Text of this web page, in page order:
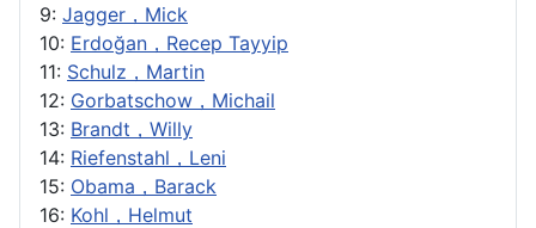
9: Jagger，Mick
10: Erdoğan，Recep Tayyip
11: Schulz，Martin
12: Gorbatschow，Michail
13: Brandt，Willy
14: Riefenstahl，Leni
15: Obama，Barack
16: Kohl，Helmut